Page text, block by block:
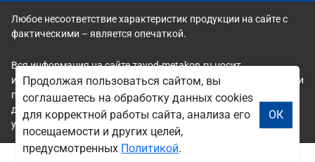
Любое несоответствие характеристик продукции на сайте с
фактическими – является опечаткой.
Вся информация на сайте zavod-metakon.ru носит
исключительно ознакомительный и справочный характер и ни
при каких условиях не является публичной офертой. Всю
дополнительную информацию можно узнать по телефонам
указанным на сайте.
Продолжая пользоваться сайтом, вы
соглашаетесь на обработку данных cookies
для корректной работы сайта, анализа его
посещаемости и других целей,
предусмотренных Политикой.
ОК